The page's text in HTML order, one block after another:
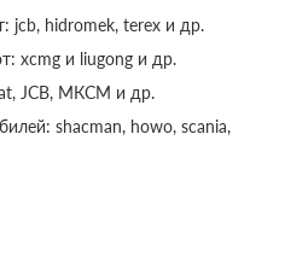
jcb, hidromek, terex и др.
xcmg и liugong и др.
JCB, МКСМ и др.
shacman, howo, scania,